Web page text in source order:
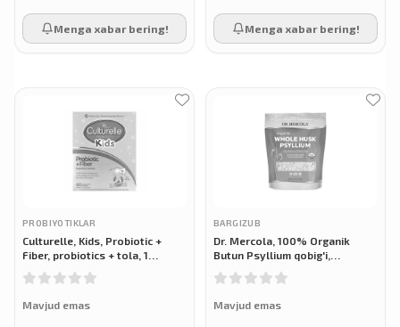
Menga xabar bering! Menga xabar bering!
PROBIYOTIKLAR
Culturelle, Kids, Probiotic +
Fiber, probiotics + tola, 1
yoshdan oshgan bolalarda
ichakning muntazam ishlashi
Mavjud emas
BARGIZUB
Dr. Mercola, 100% Organik
Butun Psyllium qobig'i,
(Psyllium), 340 gr
Mavjud emas